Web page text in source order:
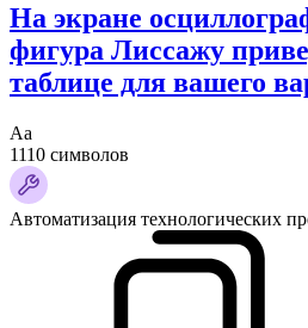
На экране
фигура Лиссажу
таблице для вашего
Аа
1110 символов
Автоматизация технологических